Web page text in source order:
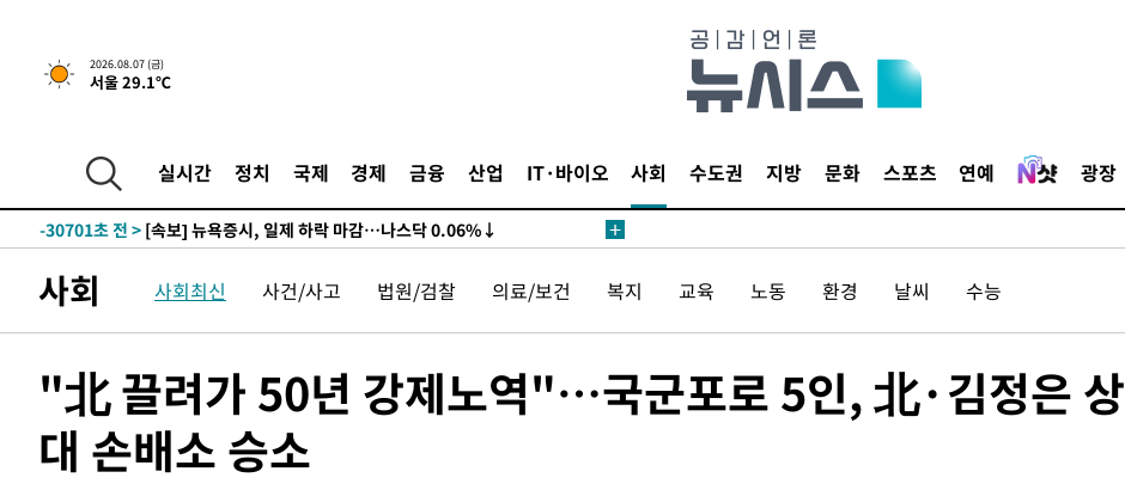
2026.08.07 (금)
서울 29.1℃
실시간 정치 국제 경제 금융 산업 IT·바이오 사회 수도권 지방 문화 스포츠 연예 광장
-30701초 전 > [속보] 뉴욕증시, 일제 하락 마감…나스닥 0.06%↓
사회 사회최신 사건/사고 법원/검찰 의료/보건 복지 교육 노동 환경 날씨 수능
"北 끌려가 50년 강제노역"…국군포로 5인, 北·김정은 상
대 손배소 승소